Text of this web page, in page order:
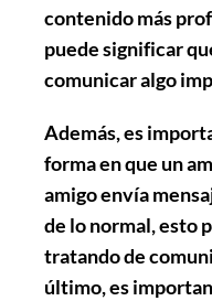
contenido más
puede significar
comunicar algo
Además, es
formaen que un
amigo envía
de lo normal, esto
tratando de
último, es